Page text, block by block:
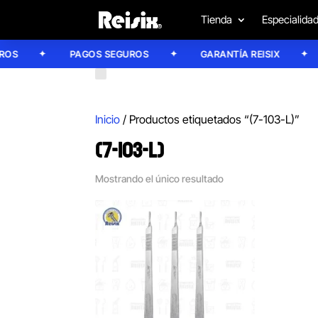
Tienda
PAGOS SEGUROS GARANTÍA REISIX
Inicio / Productos etiquetados “(7-103-L)”
(7-103-L)
Mostrando el único resultado